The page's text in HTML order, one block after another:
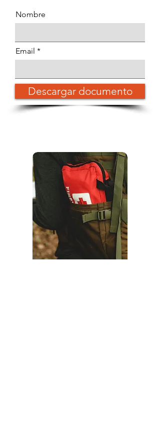
Nombre
Email
Descargar documento